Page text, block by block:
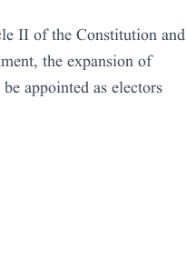
II of the Constitution and
the expansion of
appointed as electors